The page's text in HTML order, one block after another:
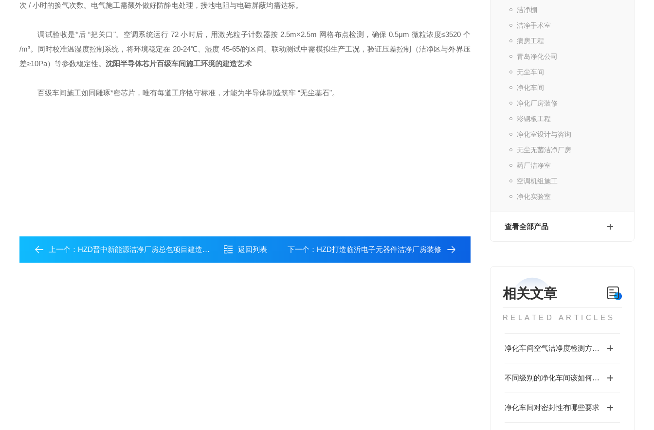
洁净棚
洁净手术室
病房工程
青岛净化公司
无尘车间
净化车间
净化厂房装修
彩钢板工程
净化室设计与咨询
无尘无菌洁净厂房
药厂洁净室
空调机组施工
净化实验室
查看全部产品
相关文章
RELATED ARTICLES
净化车间空气洁净度检测方法介绍
不同级别的净化车间该如何选择空气过滤器
净化车间对密封性有哪些要求
次 / 小时的换气次数。电气施工需额外做好防静电处理，接地电阻与电磁屏蔽均需达标。
调试验收是*后 “把关口"。空调系统运行 72 小时后，用激光粒子计数器按 2.5m×2.5m 网格布点检测，确保 0.5μm 微粒浓度≤3520 个
/m³。同时校准温湿度控制系统，将环境稳定在 20-24℃、湿度 45-65/的区间。联动测试中需模拟生产工况，验证压差控制（洁净区与外界压
差≥10Pa）等参数稳定性。沈阳半导体芯片百级车间施工环境的建造艺术
百级车间施工如同雕琢*密芯片，唯有每道工序恪守标准，才能为半导体制造筑牢 “无尘基石"。
上一个： HZD晋中新能源洁净厂房总包项目建造与品质 返回列表 下一个： HZD打造临沂电子元器件洁净厂房装修